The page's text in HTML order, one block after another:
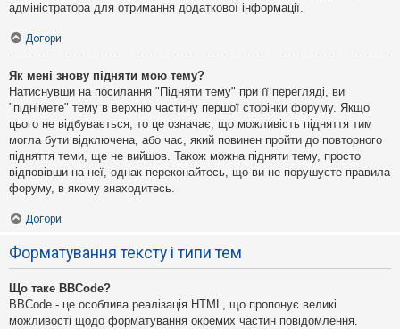
адміністратора для отримання додаткової інформації.
Догори
Як мені знову підняти мою тему?
Натиснувши на посилання "Підняти тему" при її перегляді, ви
"піднімете" тему в верхню частину першої сторінки форуму. Якщо
цього не відбувається, то це означає, що можливість підняття тим
могла бути відключена, або час, який повинен пройти до повторного
підняття теми, ще не вийшов. Також можна підняти тему, просто
відповівши на неї, однак переконайтесь, що ви не порушуєте правила
форуму, в якому знаходитесь.
Догори
Форматування тексту і типи тем
Що таке BBCode?
BBCode - це особлива реалізація HTML, що пропонує великі
можливості щодо форматування окремих частин повідомлення.